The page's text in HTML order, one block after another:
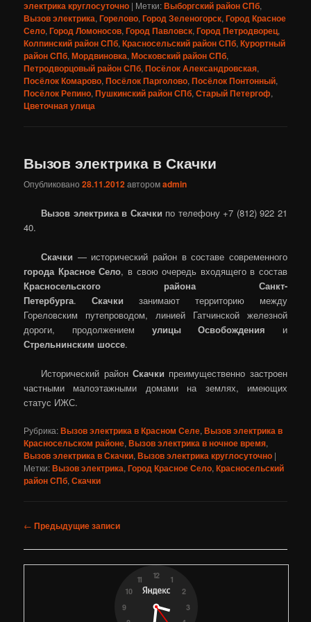
электрика круглосуточно | Метки:Выборгский район СПб,
Вызов электрика,Горелово,Город Зеленогорск,Город Красное
Село,Город Ломоносов,Город Павловск,Город Петродворец,
Колпинский район СПб,Красносельский район СПб,Курортный
район СПб,Мордвиновка,Московский район СПб,
Петродворцовый район СПб,Посёлок Александровская,
Посёлок Комарово,Посёлок Парголово,Посёлок Понтонный,
Посёлок Репино,Пушкинский район СПб,Старый Петергоф,
Цветочная улица
Вызов электрика в Скачки
Опубликовано28.11.2012авторомadmin
Вызов электрика в Скачки по телефону +7 (812) 922 21
40.
Скачки — исторический район в составе современного
города Красное Село, в свою очередь входящего в состав
Красносельского района Санкт-
Петербурга.Скачки занимают территорию между
Гореловским путепроводом, линией Гатчинской железной
дороги, продолжением улицы Освобождения и
Стрельнинским шоссе.
Исторический район Скачки преимущественно застроен
частными малоэтажными домами на землях, имеющих
статус ИЖС.
Рубрика:Вызов электрика в Красном Селе,Вызов электрика в
Красносельском районе,Вызов электрика в ночное время,
Вызов электрика в Скачки,Вызов электрика круглосуточно |
Метки:Вызов электрика,Город Красное Село,Красносельский
район СПб,Скачки
Навигация
записям
← Предыдущие записи